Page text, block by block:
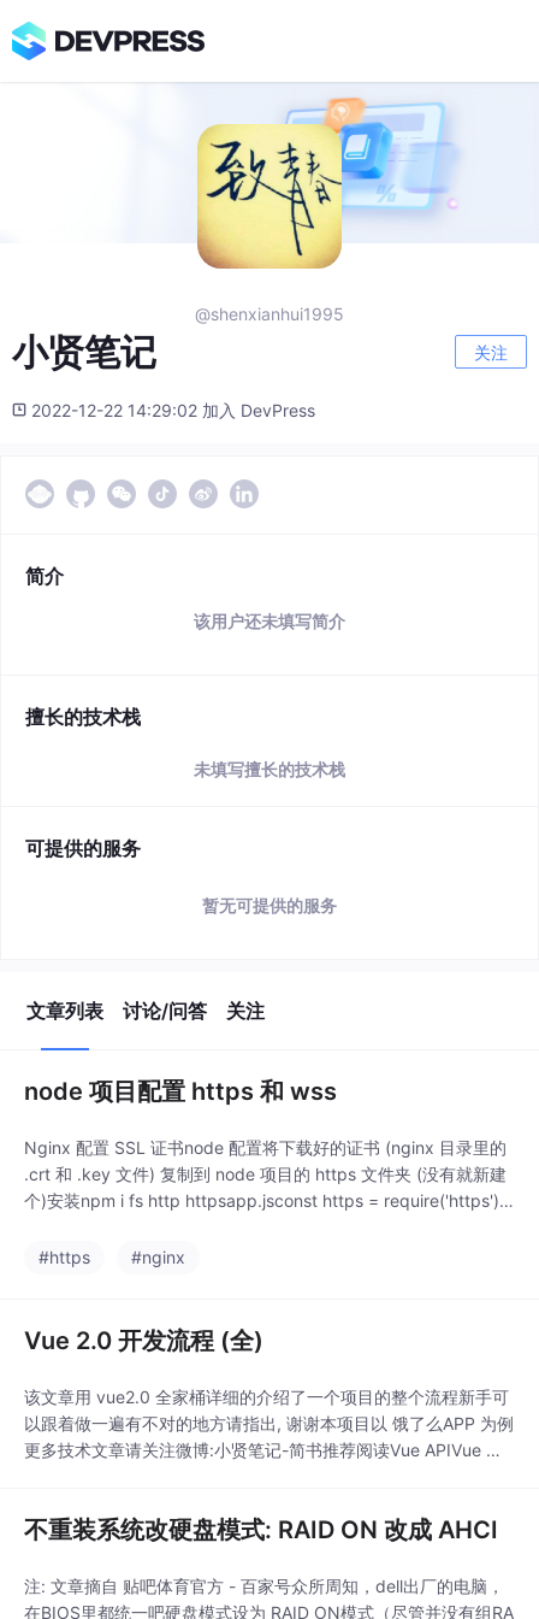
@shenxianhui1995
小贤笔记 关注
2022-12-22 14:29:02 加入 DevPress
简介
该用户还未填写简介
擅长的技术栈
未填写擅长的技术栈
可提供的服务
暂无可提供的服务
文章列表 讨论/问答 关注
node 项目配置 https 和 wss
Nginx 配置 SSL 证书node 配置将下载好的证书 (nginx 目录里的
.crt 和 .key 文件) 复制到 node 项目的 https 文件夹 (没有就新建
个)安装npm i fs http httpsapp.jsconst https = require('https');c
#https
#nginx
Vue 2.0 开发流程 (全)
该文章用 vue2.0 全家桶详细的介绍了一个项目的整个流程新手可
以跟着做一遍有不对的地方请指出, 谢谢本项目以 饿了么APP 为例
更多技术文章请关注微博:小贤笔记-简书推荐阅读Vue APIVue 风
不重装系统改硬盘模式: RAID ON 改成 AHCI
注: 文章摘自 贴吧体育官方 - 百家号众所周知，dell出厂的电脑，
在BIOS里都统一吧硬盘模式设为 RAID ON模式（尽管并没有组RA